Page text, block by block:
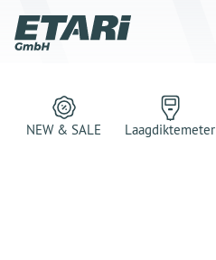
NEW & SALE Laagdiktemeter